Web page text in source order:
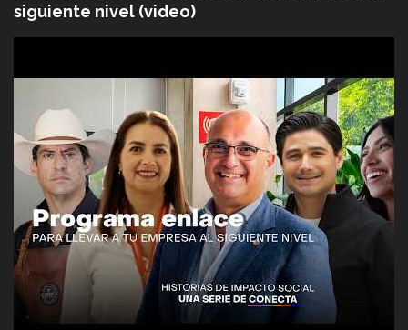
siguiente nivel (video)